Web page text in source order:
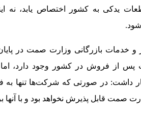
یدکی به کشور اختصاص یابد، نه
خدمات بازرگانی وزارت صمت در پایان
پس از فروش در کشور وجود دارد، اما
داشت: در صورتی که شرکت‌ها تنها به
صمت قابل پذیرش نخواهد بود و با آنها